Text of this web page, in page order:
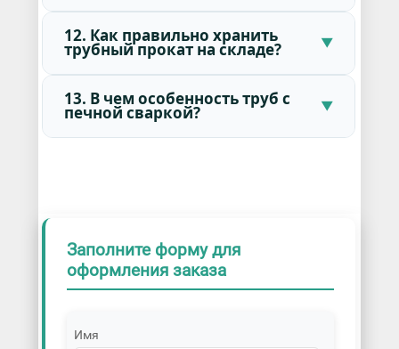
12. Как правильно хранить
трубный прокат на складе?
13. В чем особенность труб с
печной сваркой?
Заполните форму для
оформления заказа
Имя